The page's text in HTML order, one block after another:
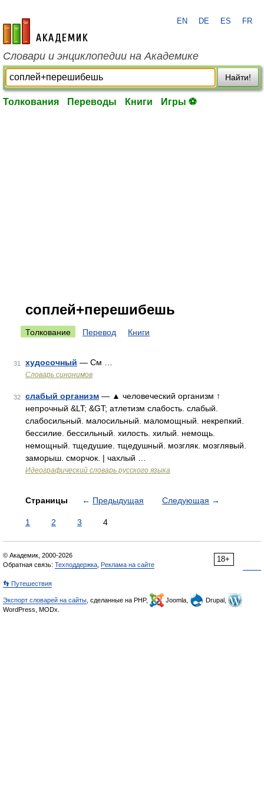
academic.ru
EN DE ES FR
Словари и энциклопедии на Академике
Найти!
Толкования Переводы Книги Игры ⚽
соплей+перешибешь
Толкование Перевод Книги
31 худосочный — См …
Словарь синонимов
32 слабый организм — ▲ человеческий организм ↑
непрочный &LT; &GT; атлетизм слабость. слабый.
слабосильный. малосильный. маломощный. некрепкий.
бессилие. бессильный. хилость. хилый. немощь.
немощный. тщедушие. тщедушный. мозгляк. мозглявый.
заморыш. сморчок. | чахлый …
Идеографический словарь русского языка
Страницы ← Предыдущая Следующая →
1 2 3 4
18+
© Академик, 2000-2026
Обратная связь: Техподдержка Реклама на сайте
👣 Путешествия
Экспорт словарей на сайты , сделанные на PHP, Joomla,
Drupal,
WordPress, MODx.